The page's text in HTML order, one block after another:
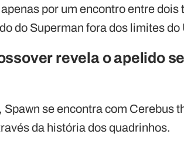
por um encontro entre dois
do Superman fora dos limites do
revela o apelido
Spawn se encontra com Cerebus
da história dos quadrinhos.